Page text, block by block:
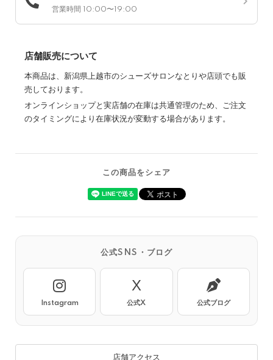
営業時間 10:00〜19:00
店舗販売について
本商品は、新潟県上越市のシューズサロンなとりや店頭でも販
売しております。
オンラインショップと実店舗の在庫は共通管理のため、ご注文
のタイミングにより在庫状況が変動する場合があります。
この商品をシェア
公式SNS・ブログ
Instagram
X
公式X 公式ブログ
店舗アクセス